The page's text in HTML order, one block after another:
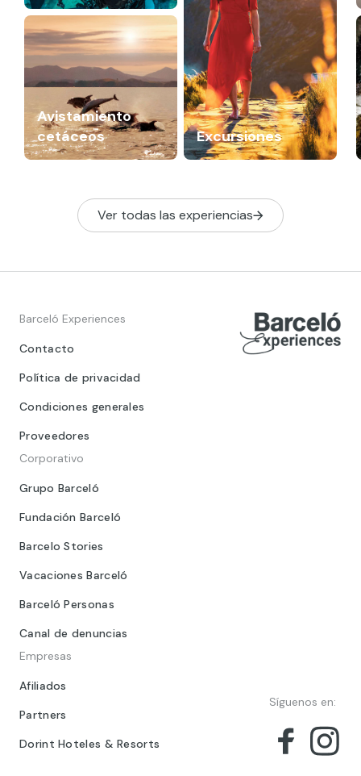
Excursiones
Avistamiento
cetáceos
Ver todas las experiencias
Barceló Experiences
Contacto
Política de privacidad
Condiciones generales
Proveedores
Corporativo
Grupo Barceló
Fundación Barceló
Barcelo Stories
Vacaciones Barceló
Barceló Personas
Canal de denuncias
Empresas
Afiliados
Partners
Dorint Hoteles & Resorts
Síguenos en: